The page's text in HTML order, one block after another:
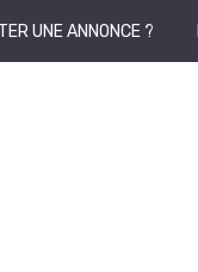
UNE ANNONCE ?